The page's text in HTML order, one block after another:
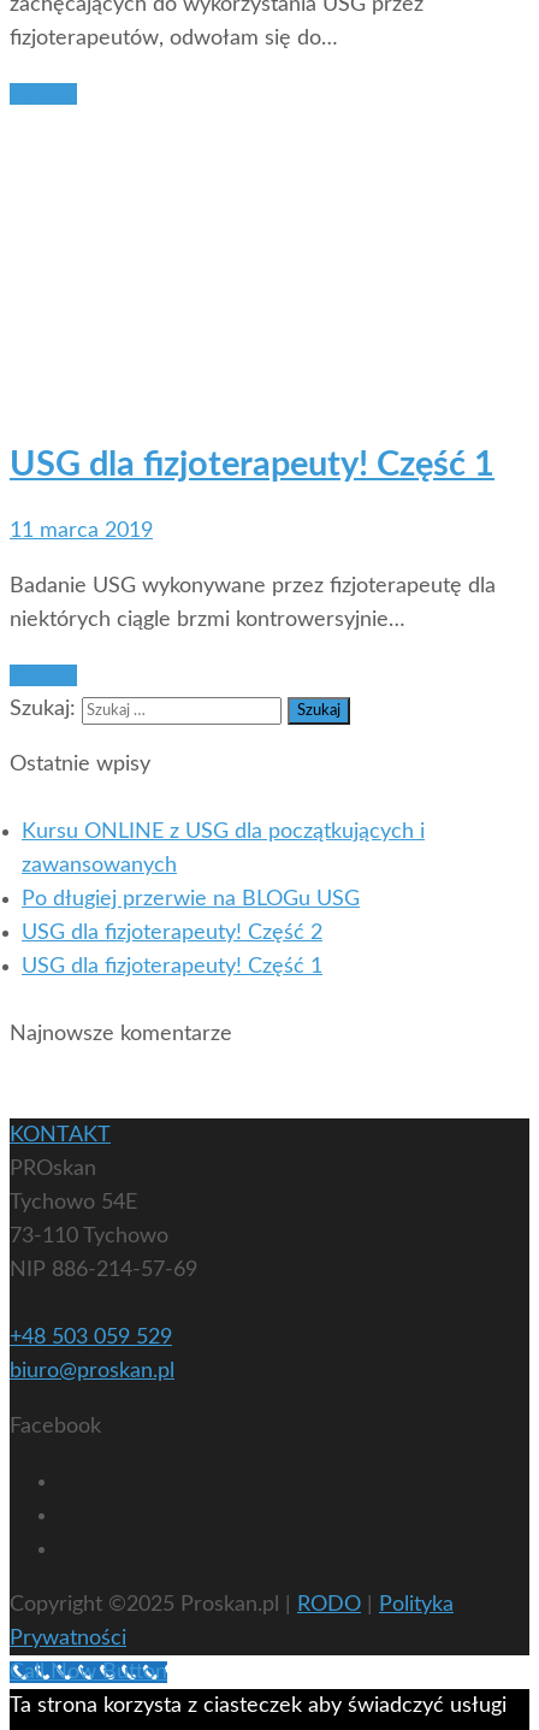
zachęcających do wykorzystania USG przez
fizjoterapeutów, odwołam się do…
USG dla fizjoterapeuty! Część 1
11 marca 2019
Badanie USG wykonywane przez fizjoterapeutę dla
niektórych ciągle brzmi kontrowersyjnie…
Szukaj:
Ostatnie wpisy
Kursu ONLINE z USG dla początkujących i
zawansowanych
Po długiej przerwie na BLOGu USG
USG dla fizjoterapeuty! Część 2
USG dla fizjoterapeuty! Część 1
Najnowsze komentarze
KONTAKT
PROskan
Tychowo 54E
73-110 Tychowo
NIP 886-214-57-69
+48 503 059 529
biuro@proskan.pl
Facebook
Copyright ©2025 Proskan.pl | RODO
Polityka
Prywatności
Call Now Button
Ta strona korzysta z ciasteczek aby świadczyć usługi